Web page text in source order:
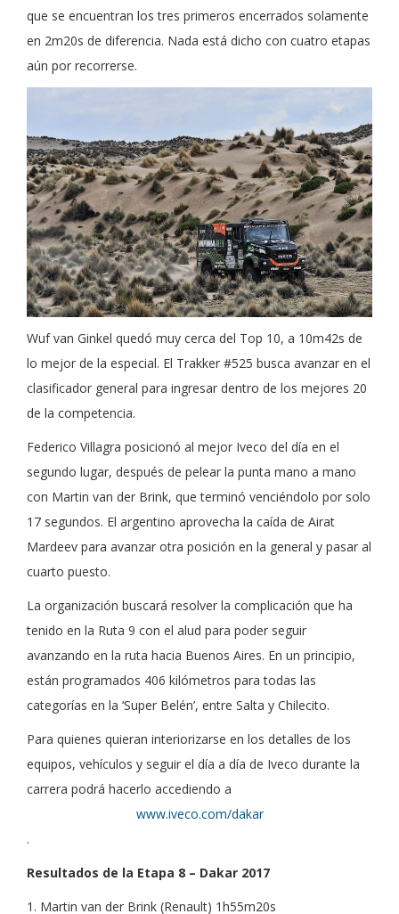
que se encuentran los tres primeros encerrados solamente
en 2m20s de diferencia. Nada está dicho con cuatro etapas
aún por recorrerse.
Wuf van Ginkel quedó muy cerca del Top 10, a 10m42s de
lo mejor de la especial. El Trakker #525 busca avanzar en el
clasificador general para ingresar dentro de los mejores 20
de la competencia.
Federico Villagra posicionó al mejor Iveco del día en el
segundo lugar, después de pelear la punta mano a mano
con Martin van der Brink, que terminó venciéndolo por solo
17 segundos. El argentino aprovecha la caída de Airat
Mardeev para avanzar otra posición en la general y pasar al
cuarto puesto.
La organización buscará resolver la complicación que ha
tenido en la Ruta 9 con el alud para poder seguir
avanzando en la ruta hacia Buenos Aires. En un principio,
están programados 406 kilómetros para todas las
categorías en la ‘Super Belén’, entre Salta y Chilecito.
Para quienes quieran interiorizarse en los detalles de los
equipos, vehículos y seguir el día a día de Iveco durante la
carrera podrá hacerlo accediendo a
www.iveco.com/dakar
.
Resultados de la Etapa 8 – Dakar 2017
1. Martin van der Brink (Renault) 1h55m20s